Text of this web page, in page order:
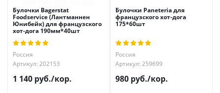
Булочки Bagerstat
Foodservice (Лантманнен
Юнибейк) для французского
хот-дога 190мм*40шт
Россия
Артикул: 202153
1 140 руб./кор.
Булочки Paneteria для
французского хот-дога
175*60шт
Россия
Артикул: 259699
980 руб./кор.